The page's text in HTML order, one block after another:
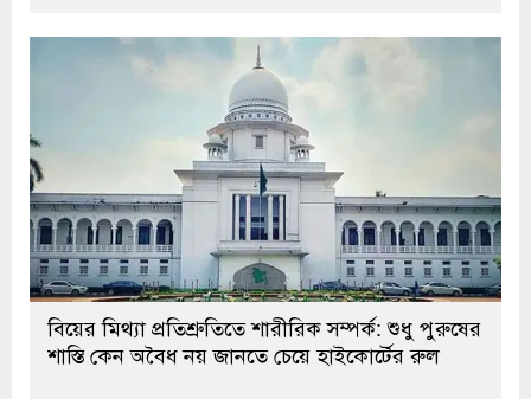
বিয়ের মিথ্যা প্রতিশ্রুতিতে শারীরিক সম্পর্ক: শুধু পুরুষের
শাস্তি কেন অবৈধ নয় জানতে চেয়ে হাইকোর্টের রুল